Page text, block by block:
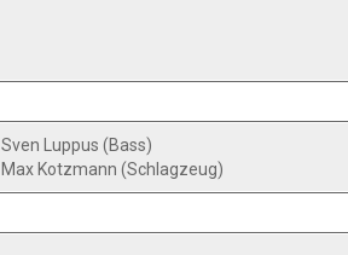
Sven Luppus (Bass)
Max Kotzmann (Schlagzeug)